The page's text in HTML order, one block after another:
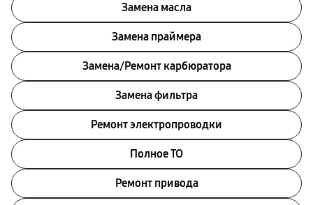
Замена масла
Замена праймера
Замена/Pемонт карбюратора
Замена фильтра
Ремонт электропроводки
Полное ТО
Ремонт привода